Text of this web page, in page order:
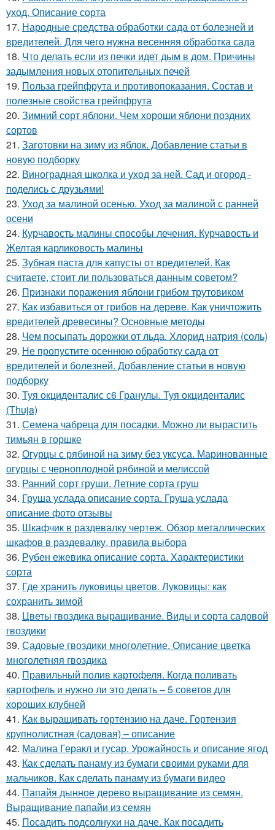
уход. Описание сорта
17. Народные средства обработки сада от болезней и
вредителей. Для чего нужна весенняя обработка сада
18. Что делать если из печки идет дым в дом. Причины
задымления новых отопительных печей
19. Польза грейпфрута и противопоказания. Состав и
полезные свойства грейпфрута
20. Зимний сорт яблони. Чем хороши яблони поздних
сортов
21. Заготовки на зиму из яблок. Добавление статьи в
новую подборку
22. Виноградная школка и уход за ней. Сад и огород -
поделись с друзьями!
23. Уход за малиной осенью. Уход за малиной с ранней
осени
24. Курчавость малины способы лечения. Курчавость и
Желтая карликовость малины
25. Зубная паста для капусты от вредителей. Как
считаете, стоит ли пользоваться данным советом?
26. Признаки поражения яблони грибом трутовиком
27. Как избавиться от грибов на дереве. Как уничтожить
вредителей древесины? Основные методы
28. Чем посыпать дорожки от льда. Хлорид натрия (соль)
29. Не пропустите осеннюю обработку сада от
вредителей и болезней. Добавление статьи в новую
подборку
30. Туя окциденталис с6 Гранулы. Туя окциденталис
(Thuja)
31. Семена чабреца для посадки. Можно ли вырастить
тимьян в горшке
32. Огурцы с рябиной на зиму без уксуса. Маринованные
огурцы с черноплодной рябиной и мелиссой
33. Ранний сорт груши. Летние сорта груш
34. Груша услада описание сорта. Груша услада
описание фото отзывы
35. Шкафчик в раздевалку чертеж. Обзор металлических
шкафов в раздевалку, правила выбора
36. Рубен ежевика описание сорта. Характеристики
сорта
37. Где хранить луковицы цветов. Луковицы: как
сохранить зимой
38. Цветы гвоздика выращивание. Виды и сорта садовой
гвоздики
39. Садовые гвоздики многолетние. Описание цветка
многолетняя гвоздика
40. Правильный полив картофеля. Когда поливать
картофель и нужно ли это делать – 5 советов для
хороших клубней
41. Как выращивать гортензию на даче. Гортензия
крупнолистная (садовая) – описание
42. Малина Геракл и гусар. Урожайность и описание ягод
43. Как сделать панаму из бумаги своими руками для
мальчиков. Как сделать панаму из бумаги видео
44. Папайя дынное дерево выращивание из семян.
Выращивание папайи из семян
45. Посадить подсолнухи на даче. Как посадить